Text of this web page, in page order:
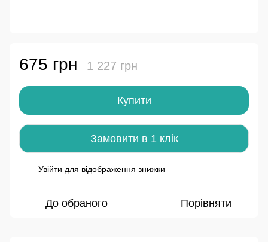
675 грн 1 227 грн
Купити
Замовити в 1 клік
Увійти для відображення знижки
До обраного Порівняти